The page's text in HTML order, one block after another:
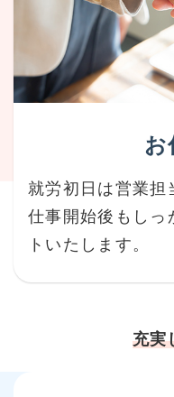
お
就労初日は営業担
仕事開始後もしっ
トいたします。
充実